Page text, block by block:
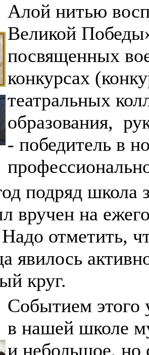
Алой нитью
Великой
посвященных
конкурсах
театральных
образования,
- победитель в
подряд школа
вручен на
отметить,
явилось
круг.
Событием этого
в нашей школе
и небольшое, но